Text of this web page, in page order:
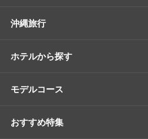
沖縄旅行
ホテルから探す
モデルコース
おすすめ特集